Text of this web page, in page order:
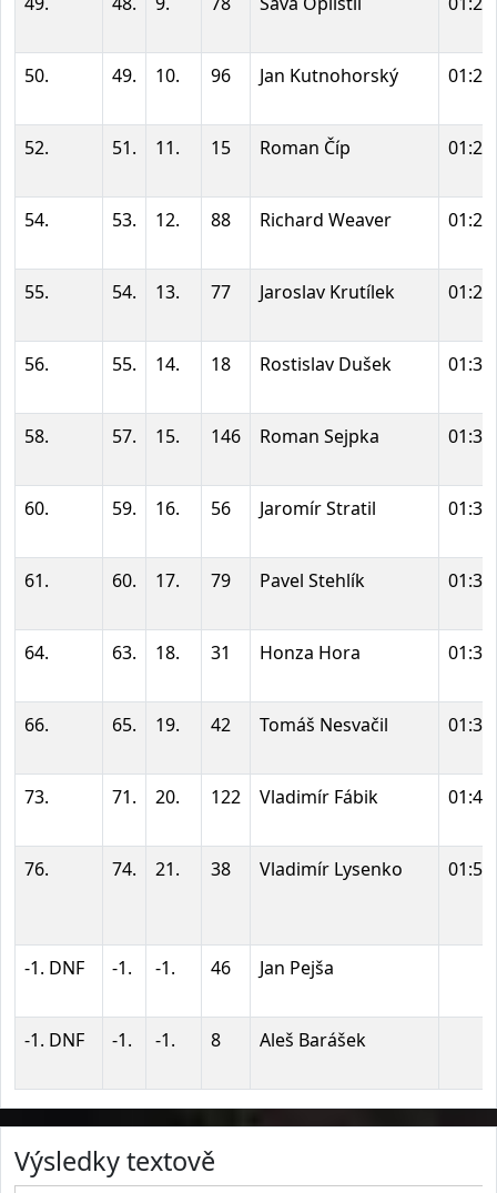
50. 49. 10. 96 Jan Kutnohorský
52. 51. 11. 15 Roman Číp
54. 53. 12. 88 Richard Weaver
55. 54. 13. 77 Jaroslav Krutílek
56. 55. 14. 18 Rostislav Dušek
58. 57. 15. 146 Roman Sejpka
60. 59. 16. 56 Jaromír Stratil
61. 60. 17. 79 Pavel Stehlík
64. 63. 18. 31 Honza Hora
66. 65. 19. 42 Tomáš Nesvačil
73. 71. 20. 122 Vladimír Fábik
76. 74. 21. 38 Vladimír Lysenko
-1. DNF -1. -1. 46 Jan Pejša
-1. DNF -1. -1. 8 Aleš Barášek
Výsledky textově